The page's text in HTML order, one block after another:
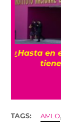
¿Y ahora
deberá
TAGS: AMLO